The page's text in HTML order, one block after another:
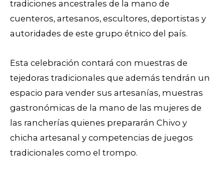
tradiciones ancestrales de la mano de
cuenteros, artesanos, escultores, deportistas y
autoridades de este grupo étnico del país.
Esta celebración contará con muestras de
tejedoras tradicionales que además tendrán un
espacio para vender sus artesanías, muestras
gastronómicas de la mano de las mujeres de
las rancherías quienes prepararán Chivo y
chicha artesanal y competencias de juegos
tradicionales como el trompo.